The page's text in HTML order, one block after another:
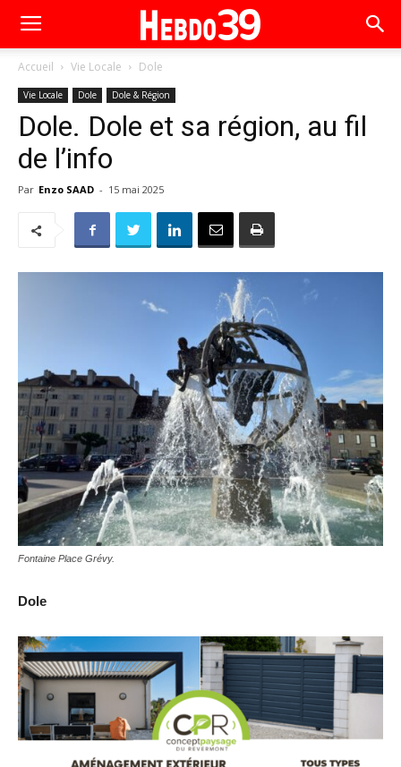
Accueil Vie Locale Dole
Vie Locale Dole Dole & Région
Dole. Dole et sa région, au fil
de l’info
Par Enzo SAAD - 15 mai 2025
Fontaine Place Grévy.
Dole